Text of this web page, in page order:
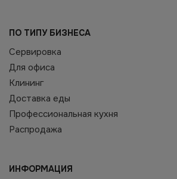
ПО ТИПУ БИЗНЕСА
Сервировка
Для офиса
Клининг
Доставка еды
Профессиональная кухня
Распродажа
ИНФОРМАЦИЯ